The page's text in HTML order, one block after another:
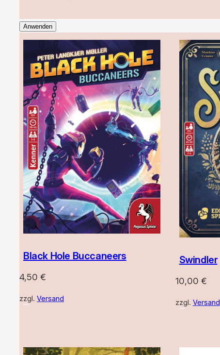
Anwenden
Black Hole Buccaneers
4,50 €
zzgl. Versand
Swindler
10,00 €
zzgl. Versand